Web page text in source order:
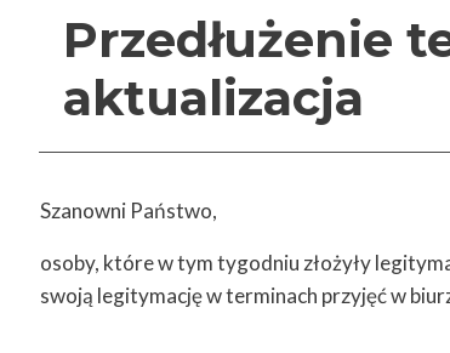
Przedłużenie
aktualizacja
Szanowni Państwo,
osoby, które w tym tygodniu złożyły
swoją legitymację w terminach przyjęć w